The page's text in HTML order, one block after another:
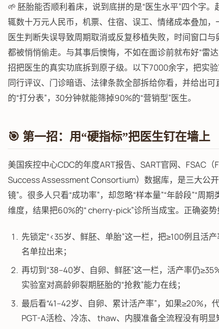
🌱 胚胎能否顺利着床，说到底拼的是“医生水平”四个字。
辄数十万元人民币，机票、住宿、误工、情绪成本叠加，
医生判断失误导致周期取消或反复移植失败，时间窗口与
都被悄悄偷走。与其事后懊悔，不如在面诊前就布好“雷
招把医生的真实功底拆到原子级。以下7000余字，把实
同行评议、门诊暗语、法律条款全部拆给你看，并给出可
的“打分表”，30分钟就能筛掉90%的“营销型”医生。
🎯 第一招：用“硬指标”把医生钉在墙上
美国疾控中心CDC的年度ART报告、SART官网、FSAC
Success Assessment Consortium）数据库，是三大公
镜”。很多人只看“成功率”，却忽略“样本量”“年龄段”“周期
维度，结果把60%的“ cherry-pick”诊所当成宝。正确姿
先锁定“<35岁、鲜胚、单胎”这一栏，把≥100例且活
名单拉出来；
再切到“38–40岁、自卵、鲜胚”这一栏，活产率仍
实验室对高龄卵裂期胚胎的“抢救”能力在线；
最后看“41–42岁、自卵、累计活产率”，如果≥20%，
PGT-A活检、冷冻、 thaw、内膜准备全流程没有明显